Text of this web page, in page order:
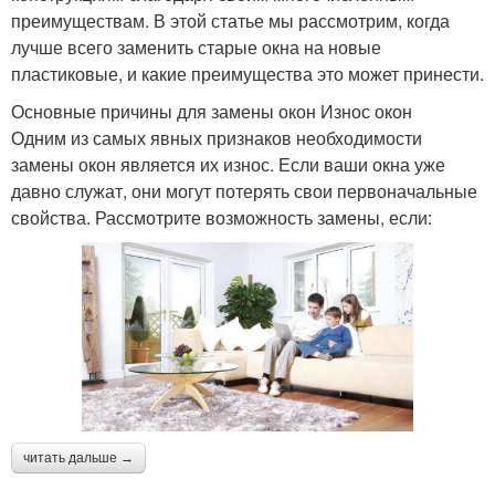
преимуществам. В этой статье мы рассмотрим, когда
лучше всего заменить старые окна на новые
пластиковые, и какие преимущества это может принести.
Основные причины для замены окон Износ окон
Одним из самых явных признаков необходимости
замены окон является их износ. Если ваши окна уже
давно служат, они могут потерять свои первоначальные
свойства. Рассмотрите возможность замены, если:
читать дальше →